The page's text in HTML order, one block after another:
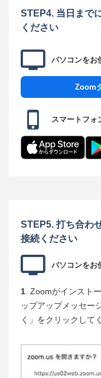
STEP4. 当日まで
ください
パソコンをお
Zoom
スマートフォ
STEP5. 打ち合わ
接続ください
パソコンをお
1 . Zoomがインスト
ップアップメッセー
く」をクリックして